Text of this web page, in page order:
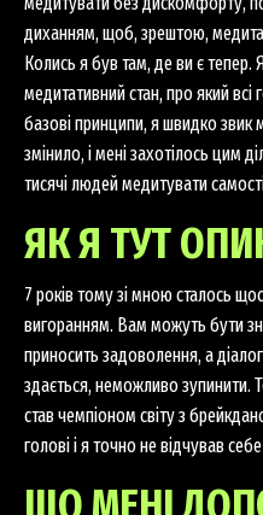
диханням, щоб, зрештою,
Колись я був там, де ви є тепер.
медитативний стан, про який
базові принципи, я швидко
змінило, і мені захотілось цим
тисячі людей медитувати
ЯК Я ТУТ
7 років тому зі мною сталось
вигоранням. Вам можуть бути
приносить задоволення, а
здається, неможливо зупинити.
став чемпіоном світу з
голові і я точно не відчував